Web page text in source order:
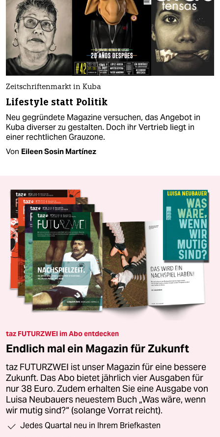
Zeitschriftenmarkt in Kuba
Lifestyle statt Politik
Neu gegründete Magazine versuchen, das Angebot in
Kuba diverser zu gestalten. Doch ihr Vertrieb liegt in
einer rechtlichen Grauzone.
Von Eileen Sosin Martínez
taz FUTURZWEI im Abo entdecken
Endlich mal ein Magazin für Zukunft
taz FUTURZWEI ist unser Magazin für eine bessere
Zukunft. Das Abo bietet jährlich vier Ausgaben für
nur 38 Euro. Zudem erhalten Sie eine Ausgabe von
Luisa Neubauers neuestem Buch „Was wäre, wenn
wir mutig sind?“ (solange Vorrat reicht).
Jedes Quartal neu in Ihrem Briefkasten